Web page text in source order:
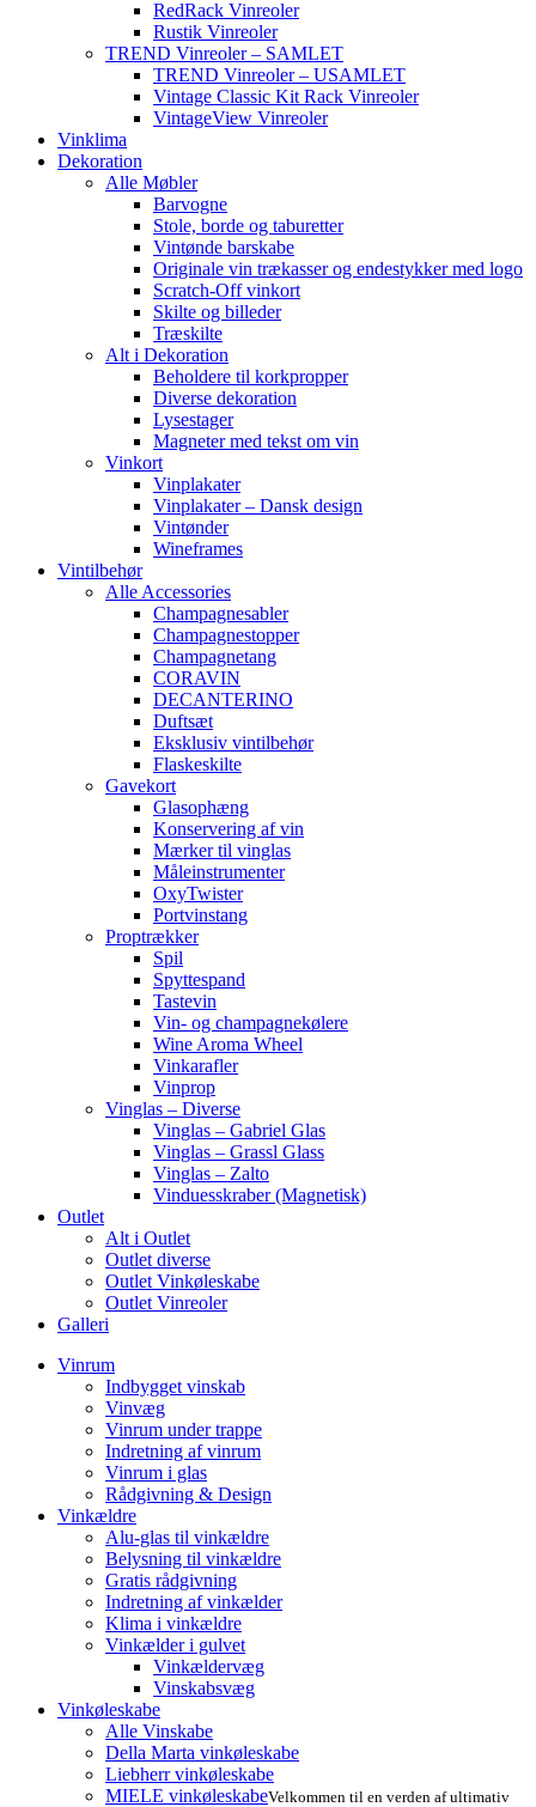
RedRack Vinreoler
Rustik Vinreoler
TREND Vinreoler – SAMLET
TREND Vinreoler – USAMLET
Vintage Classic Kit Rack Vinreoler
VintageView Vinreoler
Vinklima
Dekoration
Alle Møbler
Barvogne
Stole, borde og taburetter
Vintønde barskabe
Originale vin trækasser og endestykker med logo
Scratch-Off vinkort
Skilte og billeder
Træskilte
Alt i Dekoration
Beholdere til korkpropper
Diverse dekoration
Lysestager
Magneter med tekst om vin
Vinkort
Vinplakater
Vinplakater – Dansk design
Vintønder
Wineframes
Vintilbehør
Alle Accessories
Champagnesabler
Champagnestopper
Champagnetang
CORAVIN
DECANTERINO
Duftsæt
Eksklusiv vintilbehør
Flaskeskilte
Gavekort
Glasophæng
Konservering af vin
Mærker til vinglas
Måleinstrumenter
OxyTwister
Portvinstang
Proptrækker
Spil
Spyttespand
Tastevin
Vin- og champagnekølere
Wine Aroma Wheel
Vinkarafler
Vinprop
Vinglas – Diverse
Vinglas – Gabriel Glas
Vinglas – Grassl Glass
Vinglas – Zalto
Vinduesskraber (Magnetisk)
Outlet
Alt i Outlet
Outlet diverse
Outlet Vinkøleskabe
Outlet Vinreoler
Galleri
Vinrum
Indbygget vinskab
Vinvæg
Vinrum under trappe
Indretning af vinrum
Vinrum i glas
Rådgivning & Design
Vinkældre
Alu-glas til vinkældre
Belysning til vinkældre
Gratis rådgivning
Indretning af vinkælder
Klima i vinkældre
Vinkælder i gulvet
Vinkældervæg
Vinskabsvæg
Vinkøleskabe
Alle Vinskabe
Della Marta vinkøleskabe
Liebherr vinkøleskabe
MIELE vinkøleskabeVelkommen til en verden af ultimativ